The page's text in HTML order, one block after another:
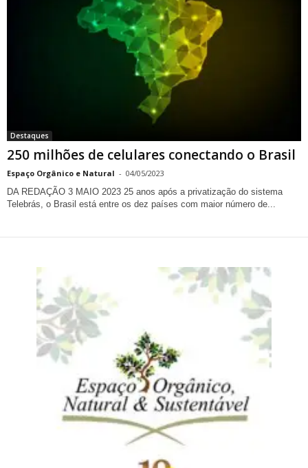
Destaques
250 milhões de celulares conectando o Brasil
Espaço Orgânico e Natural - 04/05/2023
DA REDAÇÃO 3 MAIO 2023 25 anos após a privatização do sistema
Telebrás, o Brasil está entre os dez países com maior número de...